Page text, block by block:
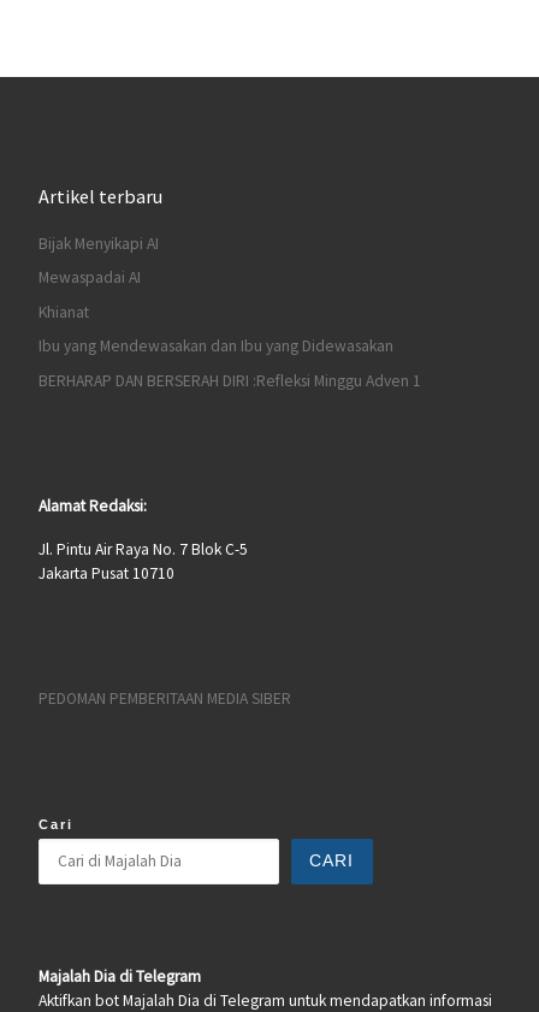
Artikel terbaru
Bijak Menyikapi AI
Mewaspadai AI
Khianat
Ibu yang Mendewasakan dan Ibu yang Didewasakan
BERHARAP DAN BERSERAH DIRI :Refleksi Minggu Adven 1
Alamat Redaksi:
Jl. Pintu Air Raya No. 7 Blok C-5
Jakarta Pusat 10710
PEDOMAN PEMBERITAAN MEDIA SIBER
Cari
CARI
Majalah Dia di Telegram
Aktifkan bot Majalah Dia di Telegram untuk mendapatkan informasi